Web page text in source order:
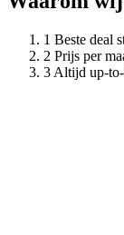
Beste deal
Prijs per
Altijd up-